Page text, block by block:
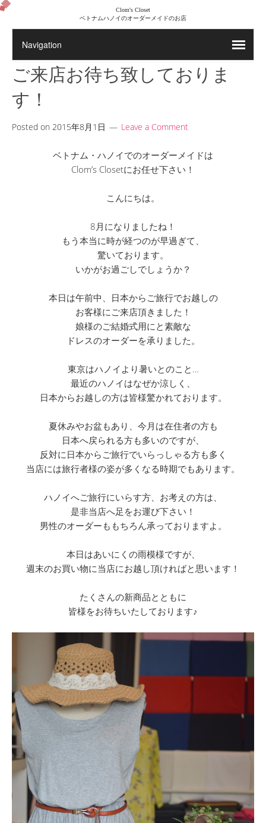
Clom's Closet
ベトナムハノイのオーダーメイドのお店
ご来店お待ち致しておりま
す！
Posted on 2015年8月1日 Leave a Comment
ベトナム・ハノイでのオーダーメイドは
Clom’s Closetにお任せ下さい！
こんにちは。
8月になりましたね！
もう本当に時が経つのが早過ぎて、
驚いております。
いかがお過ごしでしょうか？
本日は午前中、日本からご旅行でお越しの
お客様にご来店頂きました！
娘様のご結婚式用にと素敵な
ドレスのオーダーを承りました。
東京はハノイより暑いとのこと…
最近のハノイはなぜか涼しく、
日本からお越しの方は皆様驚かれております。
夏休みやお盆もあり、今月は在住者の方も
日本へ戻られる方も多いのですが、
反対に日本からご旅行でいらっしゃる方も多く
当店には旅行者様の姿が多くなる時期でもあります。
ハノイへご旅行にいらす方、お考えの方は、
是非当店へ足をお運び下さい！
男性のオーダーももちろん承っておりますよ。
本日はあいにくの雨模様ですが、
週末のお買い物に当店にお越し頂ければと思います！
たくさんの新商品とともに
皆様をお待ちいたしております♪